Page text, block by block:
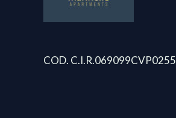
COD. C.I.R.069099CVP0255